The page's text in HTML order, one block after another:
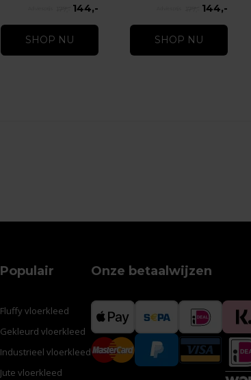
144,-
SHOP NU
144,-
SHOP NU
Populair
Fluffy vloerkleed
Gekleurd vloerkleed
Industrieel vloerkleed
Jute vloerkleed
Onze betaalwijzen